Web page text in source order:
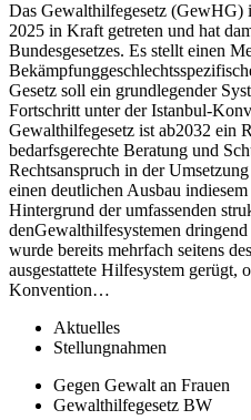
Das Gewalthilfegesetz (GewHG)
2025 in Kraft getreten und hat
Bundesgesetzes. Es stellt einen
Gesetz soll ein grundlegender
Fortschritt unter der Istanbul-
Gewalthilfegesetz ist ab2032 ein
bedarfsgerechte Beratung und
Rechtsanspruch in der
einen deutlichen Ausbau
Hintergrund der umfassenden
denGewalthilfesystemen
wurde bereits mehrfach seitens
ausgestattete Hilfesystem gerügt,
Konvention…
Aktuelles
Stellungnahmen
Gegen Gewalt an Frauen
Gewalthilfegesetz BW